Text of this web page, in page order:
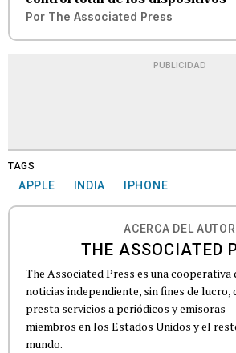
Por The Associated Press
PUBLICIDAD
TAGS
APPLE INDIA IPHONE
ACERCA DEL AUTOR
THE ASSOCIATED
The Associated Press es una cooperativa
noticias independiente, sin fines de lucro,
presta servicios a periódicos y emisoras
miembros en los Estados Unidos y el
mundo.